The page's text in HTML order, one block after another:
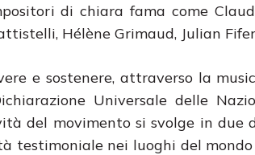
di chiara fama come
Hélène Grimaud, Julian
e sostenere, attraverso la
Universale delle
del movimento si svolge in due
testimoniale nei luoghi del